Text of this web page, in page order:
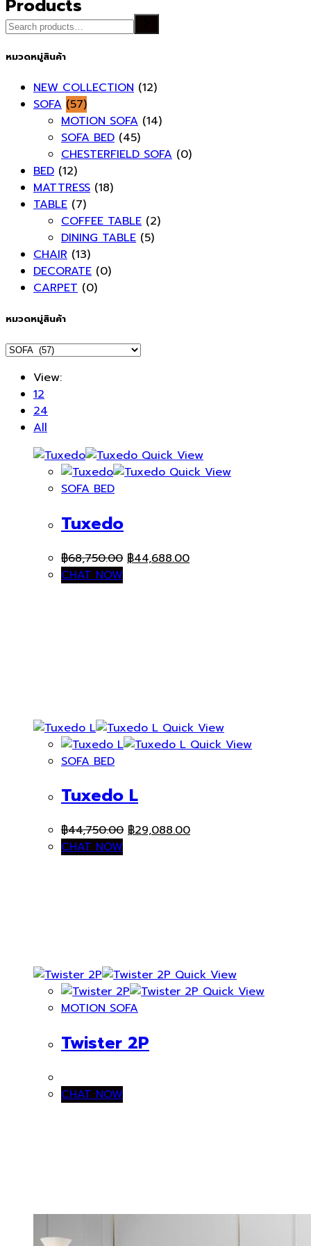
Products
ค้นหา
หมวดหมู่สินค้า
NEW COLLECTION (12)
SOFA (57)
MOTION SOFA (14)
SOFA BED (45)
CHESTERFIELD SOFA (0)
BED (12)
MATTRESS (18)
TABLE (7)
COFFEE TABLE (2)
DINING TABLE (5)
CHAIR (13)
DECORATE (0)
CARPET (0)
หมวดหมู่สินค้า
View:
12
24
All
Quick View
Quick View
SOFA BED
Tuxedo
฿68,750.00 Original
฿44,688.00Current
CHAT NOW
Quick View
Quick View
SOFA BED
Tuxedo L
฿44,750.00 Original
฿29,088.00Current
CHAT NOW
Quick View
Quick View
MOTION SOFA
Twister 2P
CHAT NOW